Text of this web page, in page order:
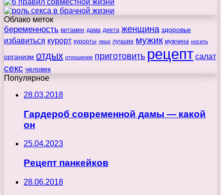
Облако меток
беременность витамин дама диета женщина здоровье
избавиться курорт курорты лицо лучшие мужик мужчина носить
организм отдых отношение приготовить рецепт салат
секс человек
Популярное
28.03.2018
Гардероб современной дамы — какой
он
25.04.2023
Рецепт панкейков
28.06.2018